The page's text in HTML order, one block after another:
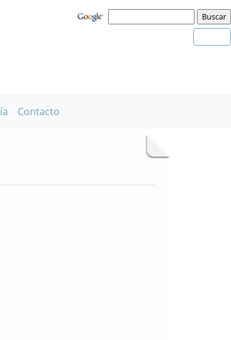
Contacto